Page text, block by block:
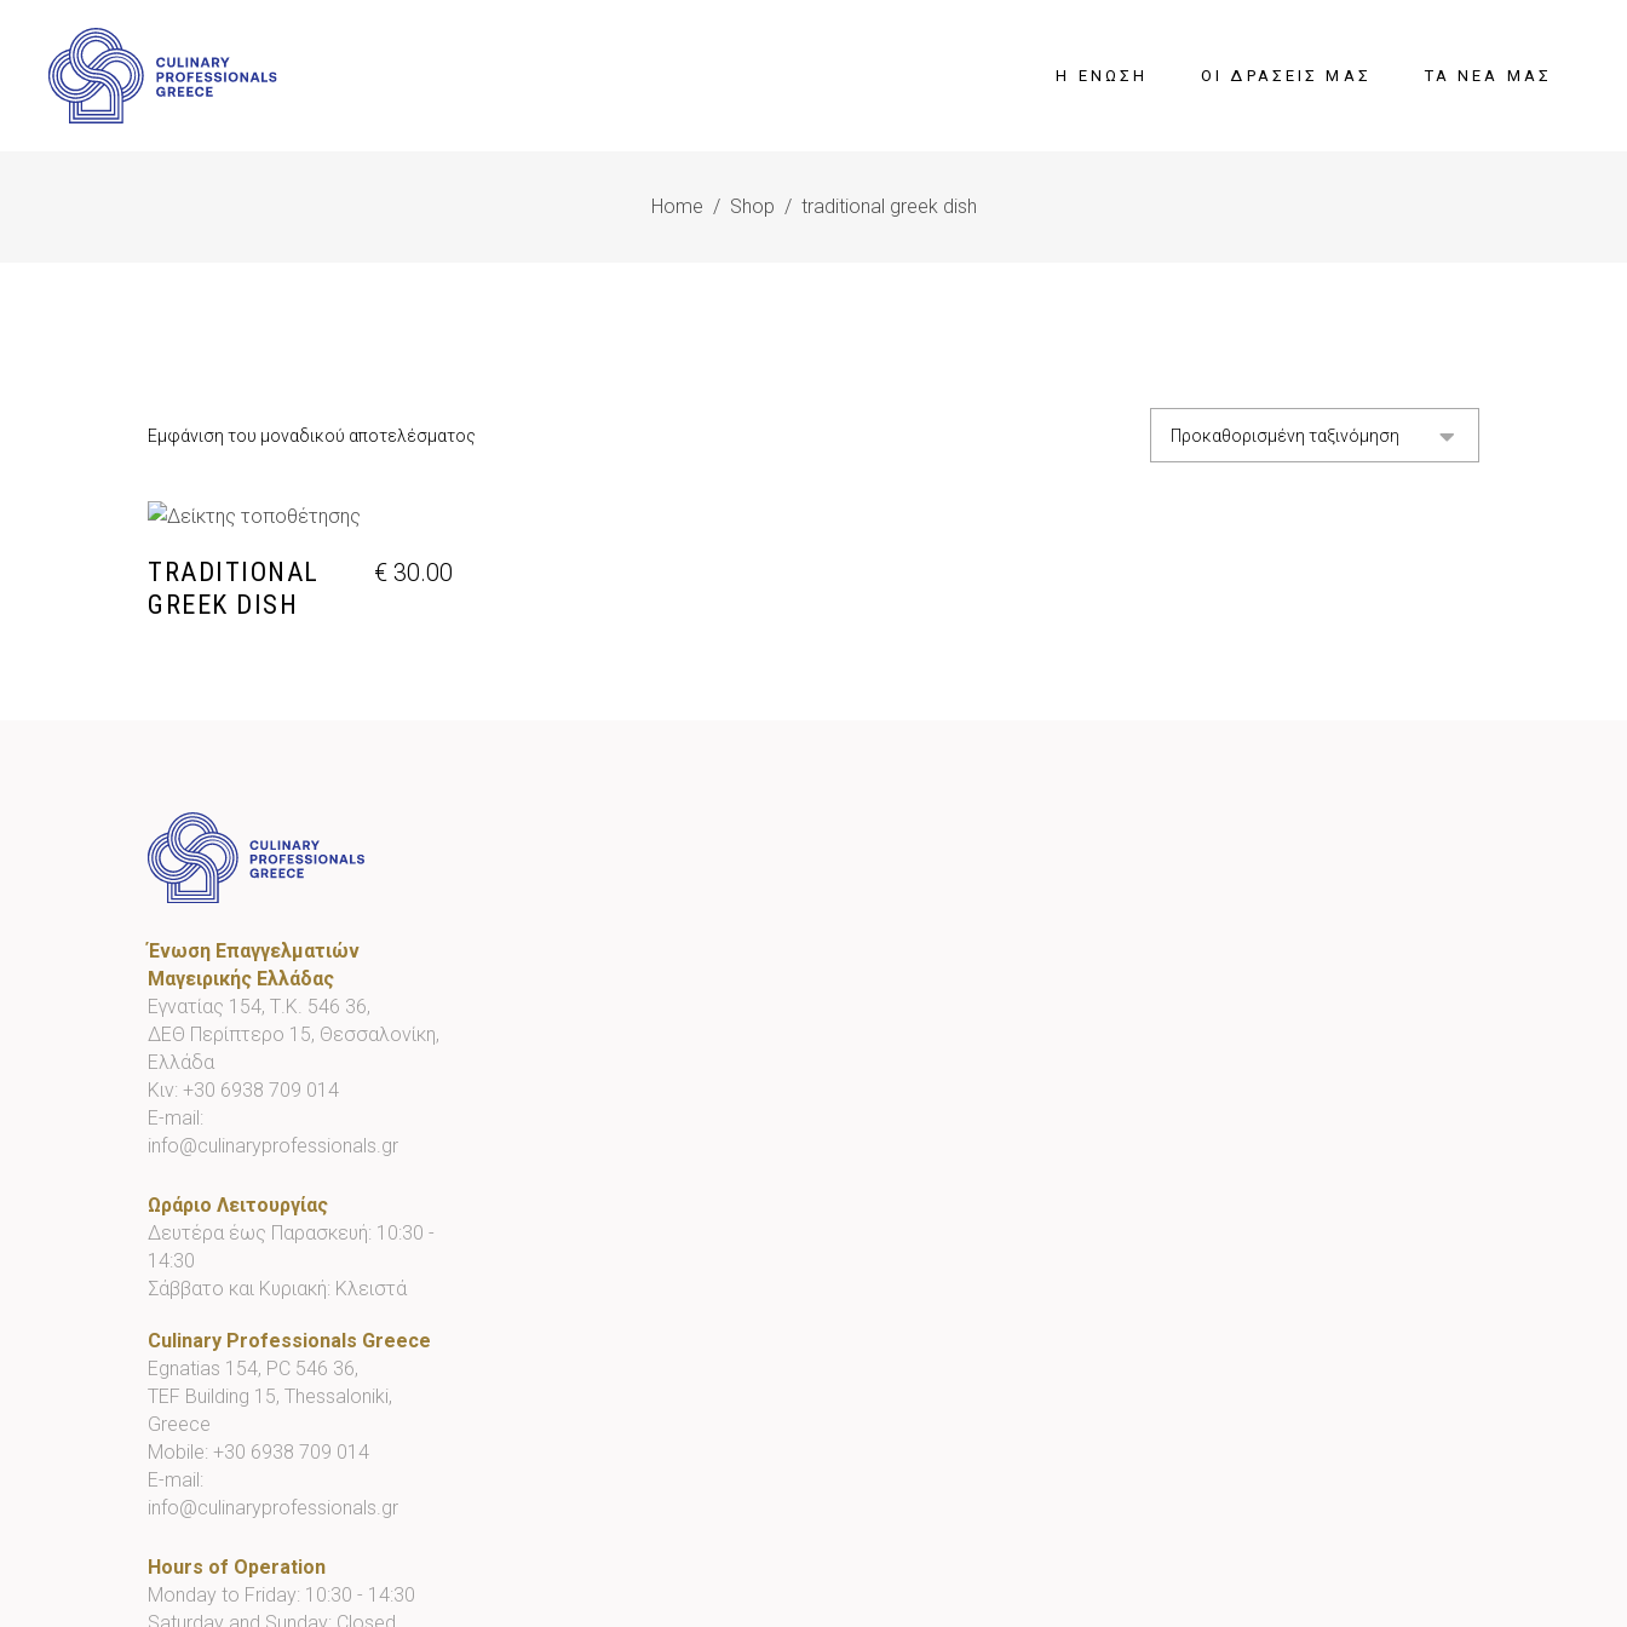
Η ΈΝΩΣΗ ΟΙ ΔΡΆΣΕΙΣ ΜΑΣ ΤΑ ΝΈΑ ΜΑΣ
Home / Shop / traditional greek dish
Εμφάνιση του μοναδικού αποτελέσματος Προκαθορισμένη ταξινόμηση
ΠΡΟΣΘΉΚΗ ΣΤΟ ΚΑΛΆΘΙ
TRADITIONAL
GREEK DISH
€ 30.00
Ένωση Επαγγελματιών
Μαγειρικής Ελλάδας
Εγνατίας 154, Τ.Κ. 546 36,
ΔΕΘ Περίπτερο 15, Θεσσαλονίκη,
Ελλάδα
Κιν: +30 6938 709 014
E-mail:
info@culinaryprofessionals.gr
Ωράριο Λειτουργίας
Δευτέρα έως Παρασκευή: 10:30 -
14:30
Σάββατο και Κυριακή: Κλειστά
Culinary Professionals Greece
Egnatias 154, PC 546 36,
TEF Building 15, Thessaloniki,
Greece
Mobile: +30 6938 709 014
E-mail:
info@culinaryprofessionals.gr
Hours of Operation
Monday to Friday: 10:30 - 14:30